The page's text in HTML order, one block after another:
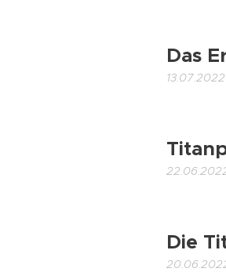
Das
13.07.2022
Die